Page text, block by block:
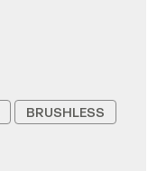
BRUSHLESS